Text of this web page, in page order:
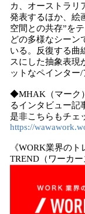
カ、オーストラリ
発表するほか、絵
空間との共存”を
どの多様なシーン
いる。反復する曲
スにした抽象表現
ットなペインター/
◆MHAK（マーク
るインタビュー記
是非こちらもチェ
https://
《WORK業界の
TREND（ワーカー